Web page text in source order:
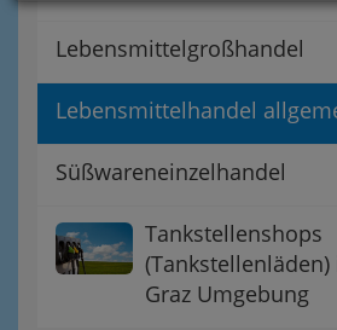
Lebensmittelgroßhandel
Lebensmittelhandel
Süßwareneinzelhandel
Tankstellenshops
Graz Umgebung